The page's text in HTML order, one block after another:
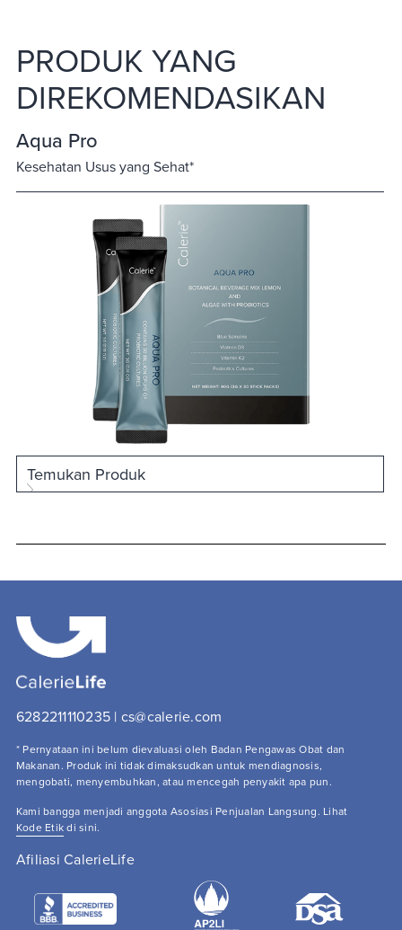
PRODUK YANG
DIREKOMENDASIKAN
Aqua Pro
Kesehatan Usus yang Sehat*
Temukan Produk
6282211110235 | cs@calerie.com
* Pernyataan ini belum dievaluasi oleh Badan Pengawas Obat dan
Makanan. Produk ini tidak dimaksudkan untuk mendiagnosis,
mengobati, menyembuhkan, atau mencegah penyakit apa pun.
Kode Etik di sini.
Afiliasi CalerieLife